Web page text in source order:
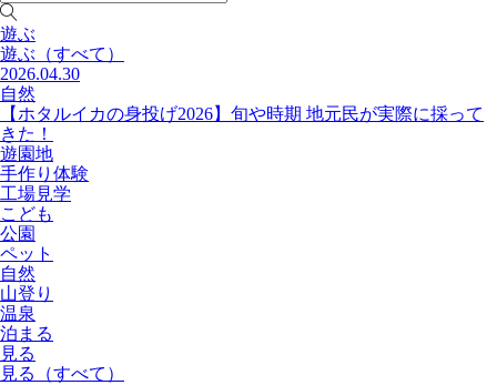
遊ぶ
遊ぶ （すべて）
2026.04.30
自然
【ホタルイカの身投げ2026】旬や時期 地元民が実際に採って
きた！
遊園地
手作り体験
工場見学
こども
公園
ペット
自然
山登り
温泉
泊まる
見る
見る
（すべて）